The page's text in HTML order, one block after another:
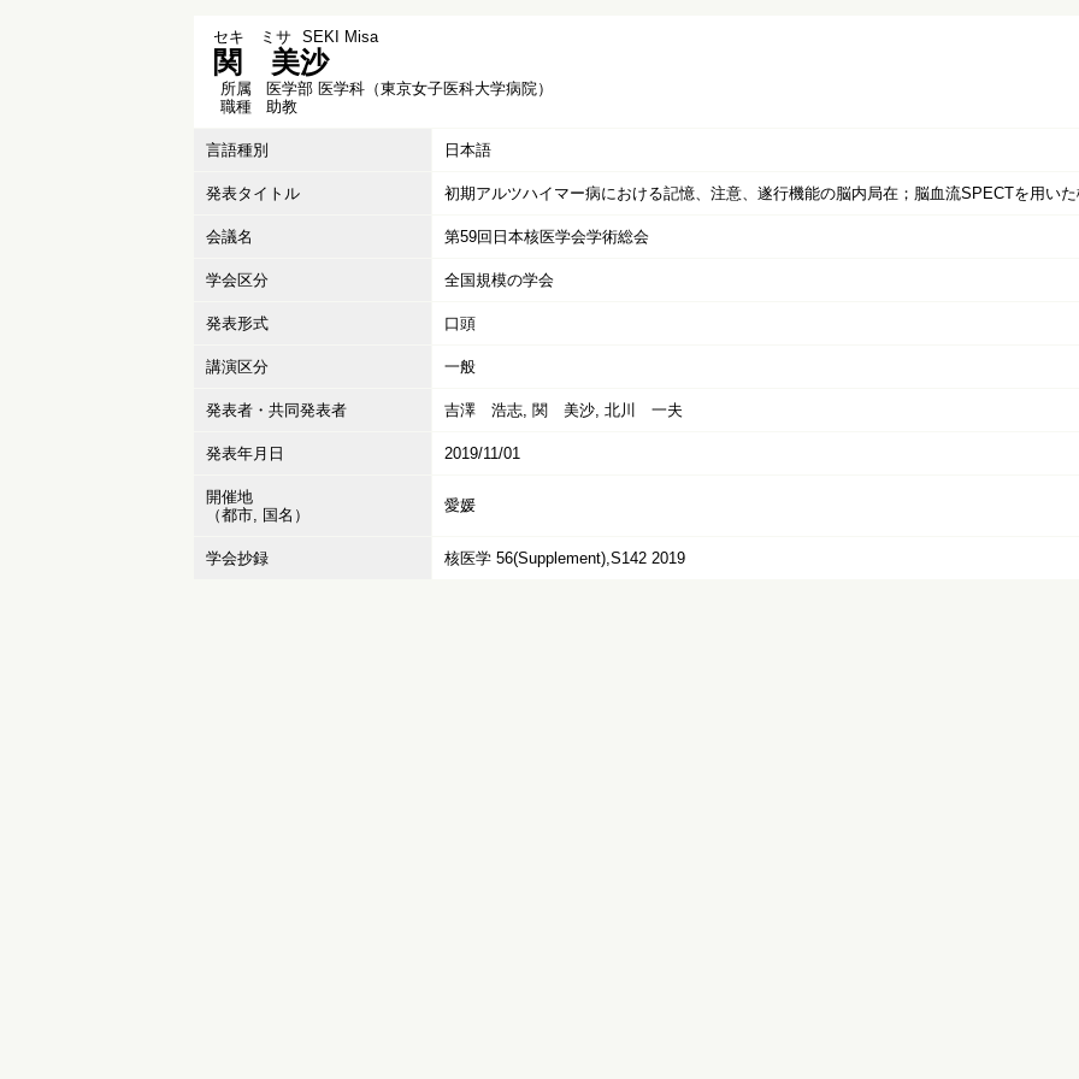
セキ ミサ SEKI Misa
関 美沙
所属
医学部 医学科（東京女子医科大学病院）
職種
助教
言語種別 日本語
発表タイトル 初期アルツハイマー病における記憶、注意、遂行機能の脳内局在；脳血流SPECTを用い
会議名 第59回日本核医学会学術総会
学会区分 全国規模の学会
発表形式 口頭
講演区分 一般
発表者・共同発表者 吉澤 浩志, 関 美沙, 北川 一夫
発表年月日 2019/11/01
開催地
（都市, 国名）
愛媛
学会抄録 核医学 56(Supplement),S142 2019